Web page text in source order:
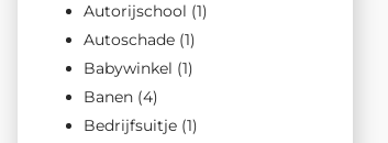
Autorijschool (1)
Autoschade (1)
Babywinkel (1)
Banen (4)
Bedrijfsuitje (1)